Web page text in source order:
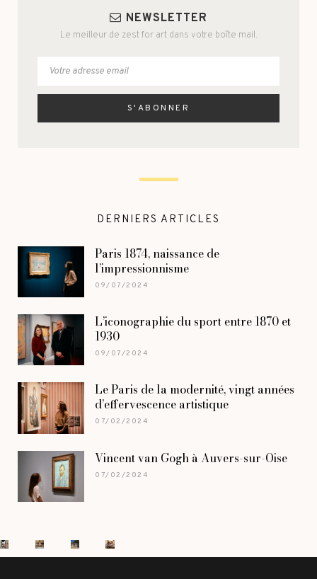
NEWSLETTER
Le meilleur de zest for art dans votre boîte mail.
DERNIERS ARTICLES
Paris 1874, naissance de
l’impressionnisme
09/07/2024
L’iconographie du sport entre 1870 et
1930
09/07/2024
Le Paris de la modernité, vingt années
d’effervescence artistique
07/02/2024
Vincent van Gogh à Auvers-sur-Oise
07/02/2024